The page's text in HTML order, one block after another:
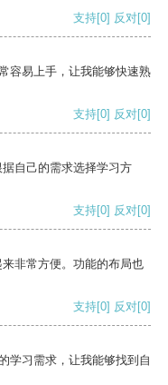
支持[0] 反对[0]
容易上手，让我能够快速熟
支持[0] 反对[0]
自己的需求选择学习方
支持[0] 反对[0]
非常方便。功能的布局也
支持[0] 反对[0]
学习需求，让我能够找到自